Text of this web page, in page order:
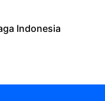
Indonesia